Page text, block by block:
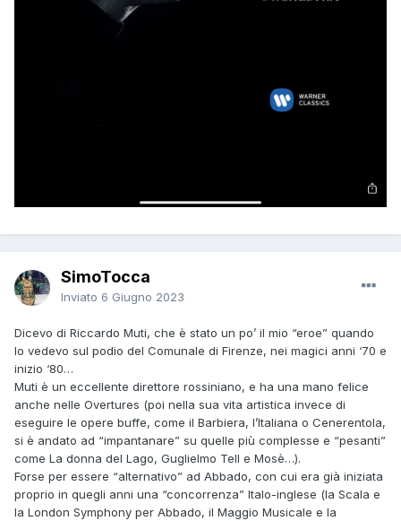
SimoTocca
Inviato 6 Giugno 2023
Dicevo di Riccardo Muti, che è stato un po’ il mio “eroe” quando
lo vedevo sul podio del Comunale di Firenze, nei magici anni ‘70 e
inizio ‘80…
Muti è un eccellente direttore rossiniano, e ha una mano felice
anche nelle Overtures (poi nella sua vita artistica invece di
eseguire le opere buffe, come il Barbiera, l’Italiana o Cenerentola,
si è andato ad “impantanare” su quelle più complesse e “pesanti”
come La donna del Lago, Guglielmo Tell e Mosè…).
Forse per essere “alternativo” ad Abbado, con cui era già iniziata
proprio in quegli anni una “concorrenza” Italo-inglese (la Scala e
la London Symphony per Abbado, il Maggio Musicale e la